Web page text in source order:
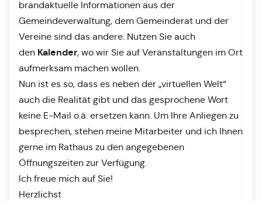
brandaktuelle Informationen aus der
Gemeindeverwaltung, dem Gemeinderat und der
Vereine sind das andere. Nutzen Sie auch
den Kalender, wo wir Sie auf Veranstaltungen im Ort
aufmerksam machen wollen.
Nun ist es so, dass es neben der „virtuellen Welt“
auch die Realität gibt und das gesprochene Wort
keine E-Mail o.ä. ersetzen kann. Um Ihre Anliegen zu
besprechen, stehen meine Mitarbeiter und ich Ihnen
gerne im Rathaus zu den angegebenen
Öffnungszeiten zur Verfügung.
Ich freue mich auf Sie!
Herzlichst